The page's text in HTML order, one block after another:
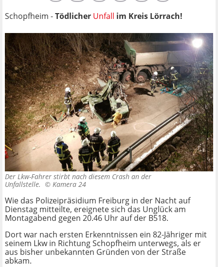
Schopfheim -Tödlicher Unfall im Kreis Lörrach!
Der Lkw-Fahrer stirbt nach diesem Crash an der
Unfallstelle. © Kamera 24
Wie das Polizeipräsidium Freiburg in der Nacht auf
Dienstag mitteilte, ereignete sich das Unglück am
Montagabend gegen 20.46 Uhr auf der B518.
Dort war nach ersten Erkenntnissen ein 82-Jähriger mit
seinem Lkw in Richtung Schopfheim unterwegs, als er
aus bisher unbekannten Gründen von der Straße
abkam.